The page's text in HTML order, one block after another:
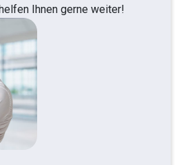
Ihnen gerne weiter!